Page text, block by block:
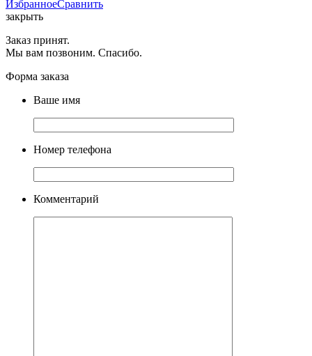
ИзбранноеСравнить
закрыть
Заказ принят.
Мы вам позвоним. Спасибо.
Форма заказа
Ваше имя
Номер телефона
Комментарий